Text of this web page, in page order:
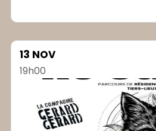
13 NOV
19h00